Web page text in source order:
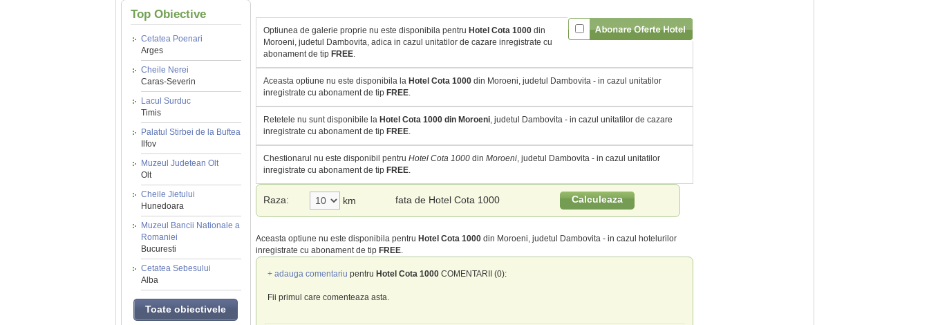
Top Obiective
Cetatea Poenari
Arges
Cheile Nerei
Caras-Severin
Lacul Surduc
Timis
Palatul Stirbei de la Buftea
Ilfov
Muzeul Judetean Olt
Olt
Cheile Jietului
Hunedoara
Muzeul Bancii Nationale a
Romaniei
Bucuresti
Cetatea Sebesului
Alba
Toate obiectivele
Optiunea de galerie proprie nu este disponibila pentru Hotel Cota 1000din
Moroeni, judetul Dambovita, adica in cazul unitatilor de cazare inregistrate cu
abonament de tip FREE.
Aceasta optiune nu este disponibila la Hotel Cota 1000din Moroeni, judetul Dambovita - in cazul unitatilor
inregistrate cu abonament de tip FREE.
Retetele nu sunt disponibile la Hotel Cota 1000 din Moroeni, judetul Dambovita - in cazul unitatilor de cazare
inregistrate cu abonament de tip FREE.
Chestionarul nu este disponibil pentru Hotel Cota 1000din Moroeni, judetul Dambovita - in cazul unitatilor
inregistrate cu abonament de tip FREE.
Raza: km fata de Hotel Cota 1000 Calculeaza
Aceasta optiune nu este disponibila pentru Hotel Cota 1000din Moroeni, judetul Dambovita - in cazul hotelurilor
inregistrate cu abonament de tip FREE.
+ adauga comentariu pentru Hotel Cota 1000COMENTARII (0):
Fii primul care comenteaza asta.